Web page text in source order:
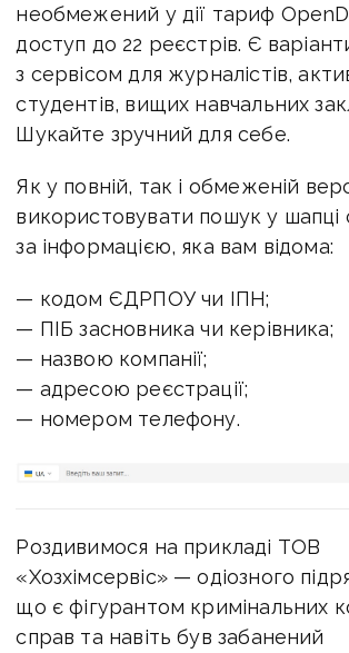
необмежений у дії тариф
доступ до 22 реєстрів. Є
з сервісом для журналістів,
студентів, вищих навчальних
Шукайте зручний для себе.
Як у повній, так і обмеженій
використовувати пошук у шапці
за інформацією, яка вам відома:
— кодом ЄДРПОУ чи ІПН;
— ПІБ засновника чи керівника;
— назвою компанії;
— адресою реєстрації;
— номером телефону.
Роздивимося на прикладі ТОВ
«Хозхімсервіс» — одіозного
що є фігурантом кримінальних
справ та навіть був забанений